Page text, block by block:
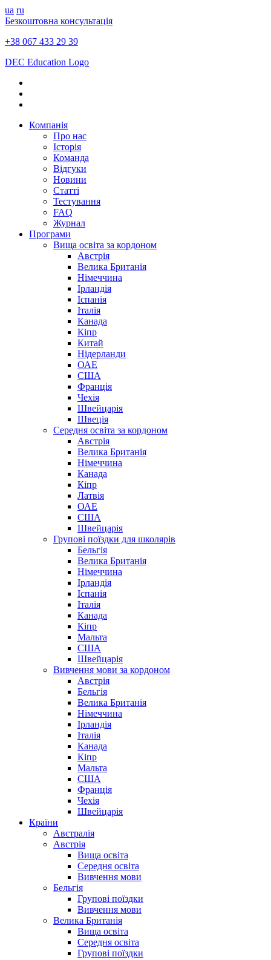
ua ru
Безкоштовна консультація
+38 067 433 29 39
DEC Education Logo
Компанія
Про нас
Історія
Команда
Відгуки
Новини
Статті
Тестування
FAQ
Журнал
Програми
Вища освіта за кордоном
Австрія
Велика Британія
Німеччина
Ірландія
Іспанія
Італія
Канада
Кіпр
Китай
Нідерланди
ОАЕ
США
Франція
Чехія
Швейцарія
Швеція
Середня освіта за кордоном
Австрія
Велика Британія
Німеччина
Канада
Кіпр
Латвія
ОАЕ
США
Швейцарія
Групові поїздки для школярів
Бельгія
Велика Британія
Німеччина
Ірландія
Іспанія
Італія
Канада
Кіпр
Мальта
США
Швейцарія
Вивчення мови за кордоном
Австрія
Бельгія
Велика Британія
Німеччина
Ірландія
Італія
Канада
Кіпр
Мальта
США
Франція
Чехія
Швейцарія
Країни
Австралія
Австрія
Вища освіта
Середня освіта
Вивчення мови
Бельгія
Групові поїздки
Вивчення мови
Велика Британія
Вища освіта
Середня освіта
Групові поїздки